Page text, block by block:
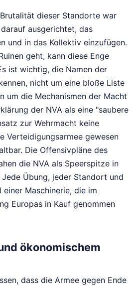
dieser Standorte war
ausgerichtet, das
und in das Kollektiv einzufügen.
geht, kann diese Enge
ist wichtig, die Namen der
nicht um eine bloße Liste
um die Mechanismen der Macht
der NVA als eine "saubere
zur Wehrmacht keine
Verteidigungsarmee gewesen
Die Offensivpläne des
die NVA als Speerspitze in
Jede Übung, jeder Standort und
Maschinerie, die im
Europas in Kauf genommen
ökonomischem
dass die Armee gegen Ende